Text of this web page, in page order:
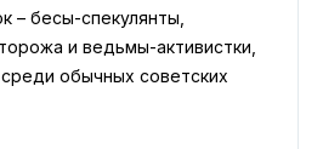
– бесы-спекулянты,
и ведьмы-активистки,
обычных советских
миссия –